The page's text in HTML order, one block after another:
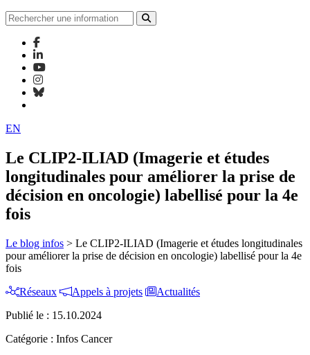
EN
Le CLIP2-ILIAD (Imagerie et études
longitudinales pour améliorer la prise de
décision en oncologie) labellisé pour la 4e
fois
Le blog infos > Le CLIP2-ILIAD (Imagerie et études longitudinales
pour améliorer la prise de décision en oncologie) labellisé pour la 4e
fois
Réseaux
Appels à projets
Actualités
Publié le : 15.10.2024
Catégorie : Infos Cancer